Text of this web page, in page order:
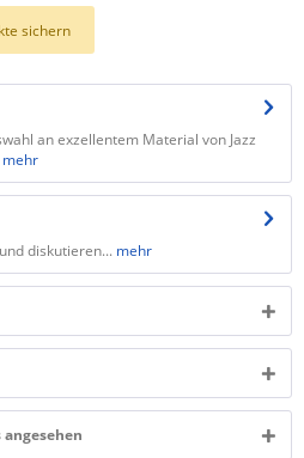
sichern
an exzellentem Material von Jazz
mehr
diskutieren... mehr